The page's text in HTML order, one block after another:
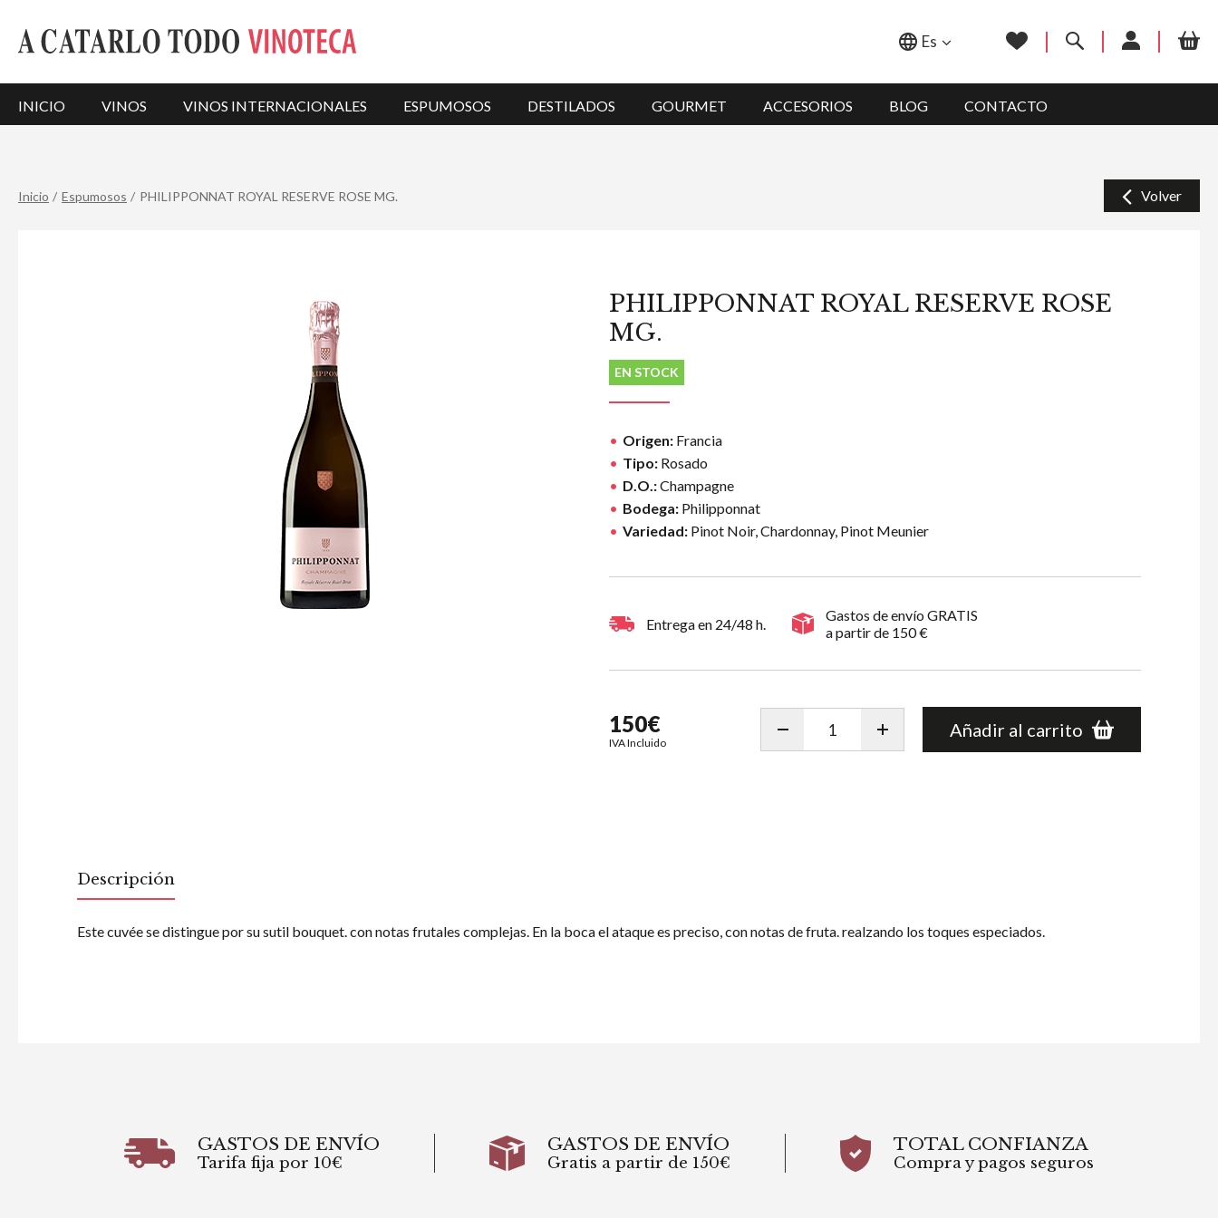
Es
INICIO VINOS VINOS INTERNACIONALES ESPUMOSOS DESTILADOS GOURMET ACCESORIOS BLOG CONTACTO
Inicio Espumosos PHILIPPONNAT ROYAL RESERVE ROSE MG. Volver
PHILIPPONNAT ROYAL RESERVE ROSE
MG.
EN STOCK
Origen: Francia
Tipo: Rosado
D.O.:Champagne
Bodega: Philipponnat
Variedad: Pinot Noir, Chardonnay, Pinot Meunier
Entrega en 24/48 h.
Gastos de envío GRATIS
a partir de 150 €
150€
IVA Incluido
Añadir al carrito
Descripción
Este cuvée se distingue por su sutil bouquet. con notas frutales complejas. En la boca el ataque es preciso, con notas de fruta. realzando los toques especiados.
GASTOS DE ENVÍO
Tarifa fija por 10€
GASTOS DE ENVÍO
Gratis a partir de 150€
TOTAL CONFIANZA
Compra y pagos seguros